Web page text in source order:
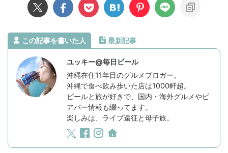
この記事を書いた人 最新記事
ユッキー@毎日ビール
沖縄在住11年目のグルメブロガー。
沖縄で食べ飲み歩いた店は1000軒超。
ビールと旅が好きで、国内・海外グルメやビ
アバー情報も綴ってます。
楽しみは、ライブ遠征と母子旅。